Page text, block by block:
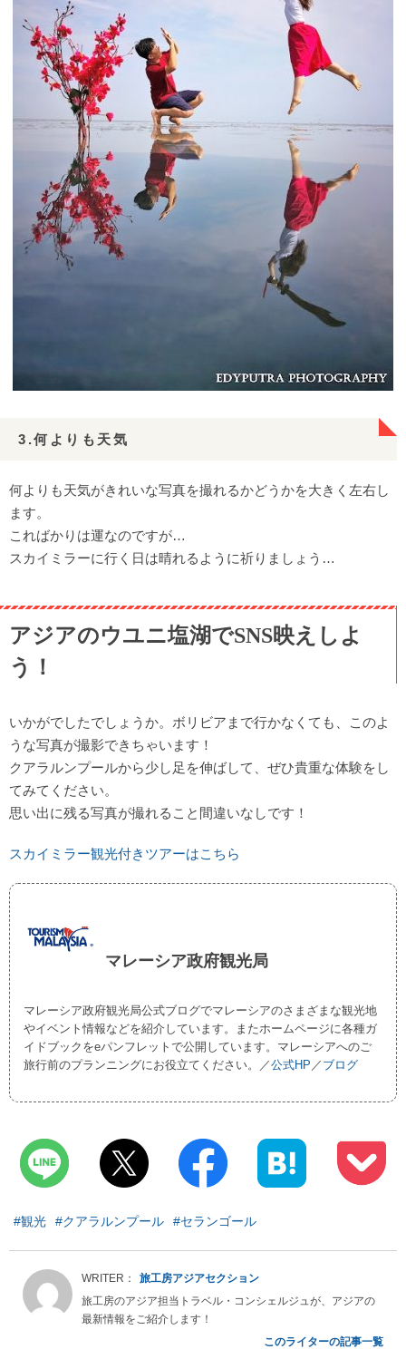
3.何よりも天気
何よりも天気がきれいな写真を撮れるかどうかを大きく左右し
ます。
こればかりは運なのですが…
スカイミラーに行く日は晴れるように祈りましょう…
アジアのウユニ塩湖でSNS映えしよ
う！
いかがでしたでしょうか。ボリビアまで行かなくても、このよ
うな写真が撮影できちゃいます！
クアラルンプールから少し足を伸ばして、ぜひ貴重な体験をし
てみてください。
思い出に残る写真が撮れること間違いなしです！
スカイミラー観光付きツアーはこちら
マレーシア政府観光局
マレーシア政府観光局公式ブログでマレーシアのさまざまな観光地
やイベント情報などを紹介しています。またホームページに各種ガ
イドブックをeパンフレットで公開しています。マレーシアへのご
旅行前のプランニングにお役立てください。／公式HP ／ ブログ
#観光 #クアラルンプール #セランゴール
旅工房アジアセクション
旅工房のアジア担当トラベル・コンシェルジュが、アジアの
最新情報をご紹介します！
このライターの記事一覧